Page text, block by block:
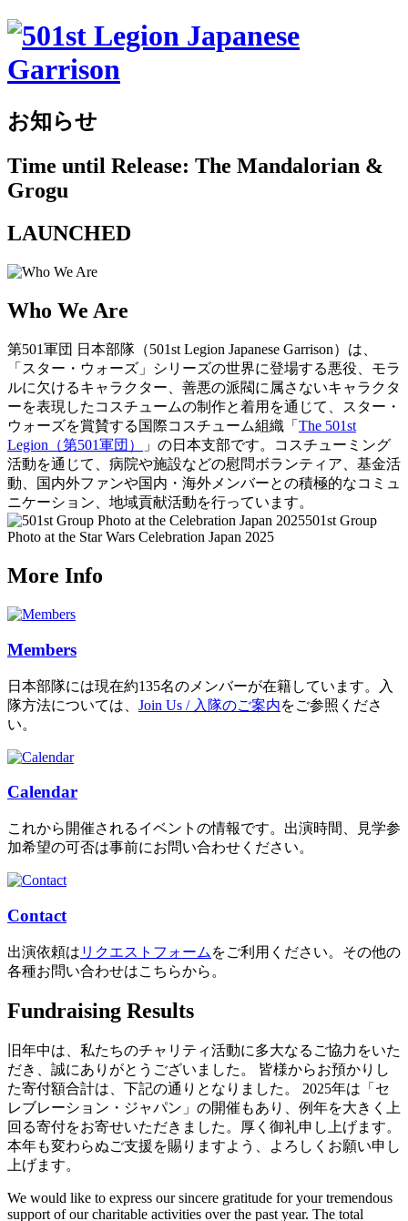
お知らせ
Time until Release: The Mandalorian &
Grogu
LAUNCHED
Who We Are
第501軍団 日本部隊（501st Legion Japanese Garrison）は、
「スター・ウォーズ」シリーズの世界に登場する悪役、モラ
ルに欠けるキャラクター、善悪の派閥に属さないキャラクタ
ーを表現したコスチュームの制作と着用を通じて、スター・
ウォーズを賞賛する国際コスチューム組織「 The 501st
Legion（第501軍団）
」の日本支部です。コスチューミング
活動を通じて、病院や施設などの慰問ボランティア、基金活
動、国内外ファンや国内・海外メンバーとの積極的なコミュ
ニケーション、地域貢献活動を行っています。
501st Group
Photo at the Star Wars Celebration Japan 2025
More Info
Members
日本部隊には現在約135名のメンバーが在籍しています。入
隊方法については、 Join Us / 入隊のご案内をご参照くださ
い。
Calendar
これから開催されるイベントの情報です。出演時間、見学参
加希望の可否は事前にお問い合わせください。
Contact
出演依頼は リクエストフォーム をご利用ください。その他の
各種お問い合わせはこちらから。
Fundraising Results
旧年中は、私たちのチャリティ活動に多大なるご協力をいた
だき、誠にありがとうございました。 皆様からお預かりし
た寄付額合計は、下記の通りとなりました。 2025年は「セ
レブレーション・ジャパン」の開催もあり、例年を大きく上
回る寄付をお寄せいただきました。厚く御礼申し上げます。
本年も変わらぬご支援を賜りますよう、よろしくお願い申し
上げます。
We would like to express our sincere gratitude for your tremendous
support of our charitable activities over the past year. The total